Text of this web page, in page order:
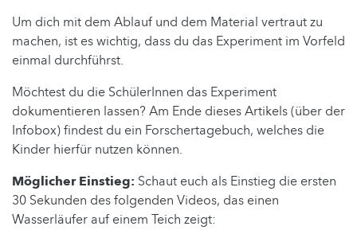
Um dich mit dem Ablauf und dem Material vertraut zu
machen, ist es wichtig, dass du das Experiment im Vorfeld
einmal durchführst.
Möchtest du die SchülerInnen das Experiment
dokumentieren lassen? Am Ende dieses Artikels (über der
Infobox) findest du ein Forschertagebuch, welches die
Kinder hierfür nutzen können.
Möglicher Einstieg: Schaut euch als Einstieg die ersten
30 Sekunden des folgenden Videos, das einen
Wasserläufer auf einem Teich zeigt: